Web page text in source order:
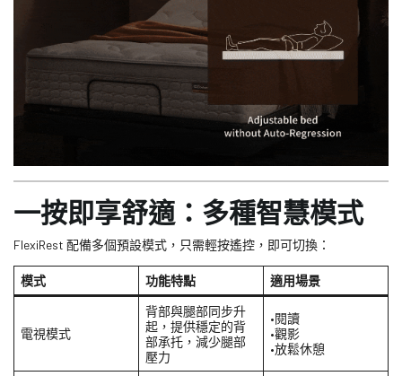
一按即享舒適：多種智慧模式
FlexiRest 配備多個預設模式，只需輕按遙控，即可切換：
模式 功能特點 適用場景
電視模式
背部與腿部同步升
起，提供穩定的背
部承托，減少腿部
壓力
•閱讀
•觀影
•放鬆休憩